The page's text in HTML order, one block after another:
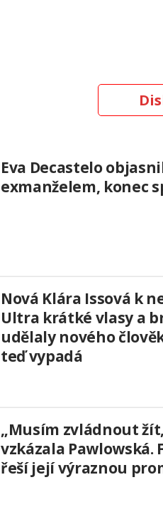
Eva Decastelo
exmanželem, konec
Nová Klára Issová k
Ultra krátké vlasy a
udělaly nového
teď vypadá
„Musím zvládnout
vzkázala Pawlowská.
řeší její výraznou